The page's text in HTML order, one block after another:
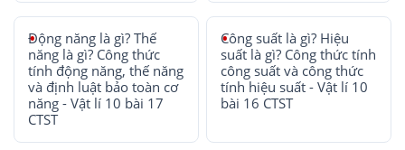
Động năng là gì? Thế
năng là gì? Công thức
tính động năng, thế năng
và định luật bảo toàn cơ
năng - Vật lí 10 bài 17
CTST
Công suất là gì? Hiệu
suất là gì? Công thức tính
công suất và công thức
tính hiệu suất - Vật lí 10
bài 16 CTST